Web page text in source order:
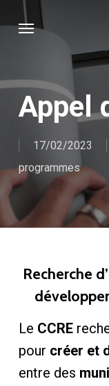
content
Menu
Appel
17/02/2023
programmes
Recherche
Le CCRE
pour créer et
entre des